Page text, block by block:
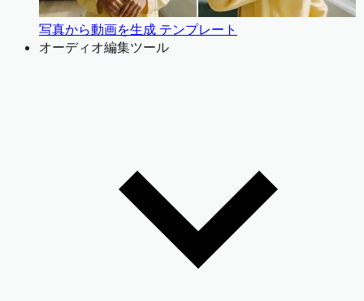
写真から動画を生成 テンプレート
オーディオ編集ツール